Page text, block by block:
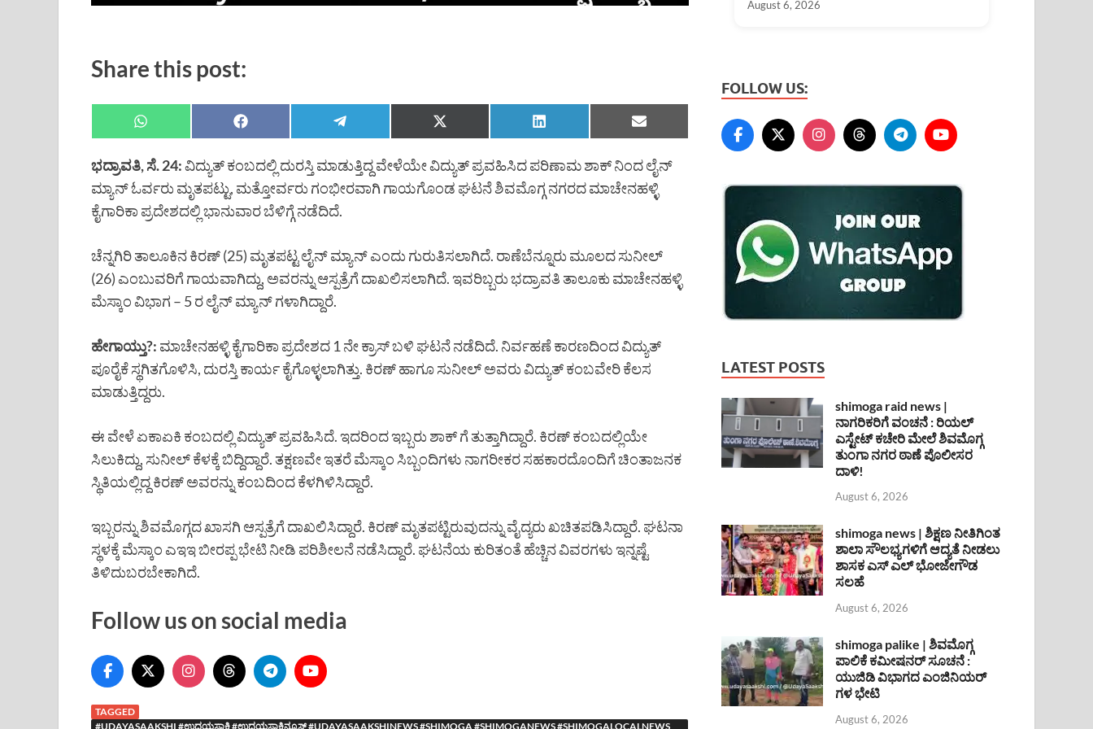
Share this post:
ಭದ್ರಾವತಿ, ಸೆ. 24:ವಿದ್ಯುತ್ ಕಂಬದಲ್ಲಿ ದುರಸ್ತಿ ಮಾಡುತ್ತಿದ್ದ ವೇಳೆಯೇ ವಿದ್ಯುತ್ ಪ್ರವಹಿಸಿದ ಪರಿಣಾಮ ಶಾಕ್ ನಿಂದ ಲೈನ್
ಮ್ಯಾನ್ ಓರ್ವರು ಮೃತಪಟ್ಟು, ಮತ್ತೋರ್ವರು ಗಂಭೀರವಾಗಿ ಗಾಯಗೊಂಡ ಘಟನೆ ಶಿವಮೊಗ್ಗ ನಗರದ ಮಾಚೇನಹಳ್ಳಿ
ಕೈಗಾರಿಕಾ ಪ್ರದೇಶದಲ್ಲಿ ಭಾನುವಾರ ಬೆಳಿಗ್ಗೆ ನಡೆದಿದೆ.
ಚೆನ್ನಗಿರಿ ತಾಲೂಕಿನ ಕಿರಣ್ (25) ಮೃತಪಟ್ಟ ಲೈನ್ ಮ್ಯಾನ್ ಎಂದು ಗುರುತಿಸಲಾಗಿದೆ. ರಾಣೆಬೆನ್ನೂರು ಮೂಲದ ಸುನೀಲ್
(26) ಎಂಬುವರಿಗೆ ಗಾಯವಾಗಿದ್ದು, ಅವರನ್ನು ಆಸ್ಪತ್ರೆಗೆ ದಾಖಲಿಸಲಾಗಿದೆ. ಇವರಿಬ್ಬರು ಭದ್ರಾವತಿ ತಾಲೂಕು ಮಾಚೇನಹಳ್ಳಿ
ಮೆಸ್ಕಾಂ ವಿಭಾಗ – 5 ರ ಲೈನ್ ಮ್ಯಾನ್ ಗಳಾಗಿದ್ದಾರೆ.
ಹೇಗಾಯ್ತು?: ಮಾಚೇನಹಳ್ಳಿ ಕೈಗಾರಿಕಾ ಪ್ರದೇಶದ 1 ನೇ ಕ್ರಾಸ್ ಬಳಿ ಘಟನೆ ನಡೆದಿದೆ. ನಿರ್ವಹಣೆ ಕಾರಣದಿಂದ ವಿದ್ಯುತ್
ಪೂರೈಕೆ ಸ್ಥಗಿತಗೊಳಿಸಿ, ದುರಸ್ತಿ ಕಾರ್ಯ ಕೈಗೊಳ್ಳಲಾಗಿತ್ತು. ಕಿರಣ್ ಹಾಗೂ ಸುನೀಲ್ ಅವರು ವಿದ್ಯುತ್ ಕಂಬವೇರಿ ಕೆಲಸ
ಮಾಡುತ್ತಿದ್ದರು.
ಈ ವೇಳೆ ಏಕಾಏಕಿ ಕಂಬದಲ್ಲಿ ವಿದ್ಯುತ್ ಪ್ರವಹಿಸಿದೆ. ಇದರಿಂದ ಇಬ್ಬರು ಶಾಕ್ ಗೆ ತುತ್ತಾಗಿದ್ದಾರೆ. ಕಿರಣ್ ಕಂಬದಲ್ಲಿಯೇ
ಸಿಲುಕಿದ್ದು, ಸುನೀಲ್ ಕೆಳಕ್ಕೆ ಬಿದ್ದಿದ್ದಾರೆ. ತಕ್ಷಣವೇ ಇತರೆ ಮೆಸ್ಕಾಂ ಸಿಬ್ಬಂದಿಗಳು ನಾಗರೀಕರ ಸಹಕಾರದೊಂದಿಗೆ ಚಿಂತಾಜನಕ
ಸ್ಥಿತಿಯಲ್ಲಿದ್ದ ಕಿರಣ್ ಅವರನ್ನು ಕಂಬದಿಂದ ಕೆಳಗಿಳಿಸಿದ್ದಾರೆ.
ಇಬ್ಬರನ್ನು ಶಿವಮೊಗ್ಗದ ಖಾಸಗಿ ಆಸ್ಪತ್ರೆಗೆ ದಾಖಲಿಸಿದ್ದಾರೆ. ಕಿರಣ್ ಮೃತಪಟ್ಟಿರುವುದನ್ನು ವೈದ್ಯರು ಖಚಿತಪಡಿಸಿದ್ದಾರೆ. ಘಟನಾ
ಸ್ಥಳಕ್ಕೆ ಮೆಸ್ಕಾಂ ಎಇಇ ಬೀರಪ್ಪ ಭೇಟಿ ನೀಡಿ ಪರಿಶೀಲನೆ ನಡೆಸಿದ್ದಾರೆ. ಘಟನೆಯ ಕುರಿತಂತೆ ಹೆಚ್ಚಿನ ವಿವರಗಳು ಇನ್ನಷ್ಟೆ
ತಿಳಿದುಬರಬೇಕಾಗಿದೆ.
Follow us on social media
TAGGED
#UDAYASAAKSHI #ಉದಯಸಾಕ್ಷಿ #ಉದಯಸಾಕ್ಷಿನ್ಯೂಸ್ #UDAYASAAKSHINEWS #SHIMOGA #SHIMOGANEWS #SHIMOGALOCALNEWS
August 6, 2026
FOLLOW US:
LATEST POSTS
shimoga raid news |
ನಾಗರಿಕರಿಗೆ ವಂಚನೆ : ರಿಯಲ್
ಎಸ್ಟೇಟ್ ಕಚೇರಿ ಮೇಲೆ ಶಿವಮೊಗ್ಗ
ತುಂಗಾ ನಗರ ಠಾಣೆ ಪೊಲೀಸರ
ದಾಳಿ!
August 6, 2026
shimoga news | ಶಿಕ್ಷಣ ನೀತಿಗಿಂತ
ಶಾಲಾ ಸೌಲಭ್ಯಗಳಿಗೆ ಆದ್ಯತೆ ನೀಡಲು
ಶಾಸಕ ಎಸ್ ಎಲ್ ಭೋಜೇಗೌಡ
ಸಲಹೆ
August 6, 2026
shimoga palike | ಶಿವಮೊಗ್ಗ
ಪಾಲಿಕೆ ಕಮೀಷನರ್ ಸೂಚನೆ :
ಯುಜಿಡಿ ವಿಭಾಗದ ಎಂಜಿನಿಯರ್
ಗಳ ಭೇಟಿ
August 6, 2026